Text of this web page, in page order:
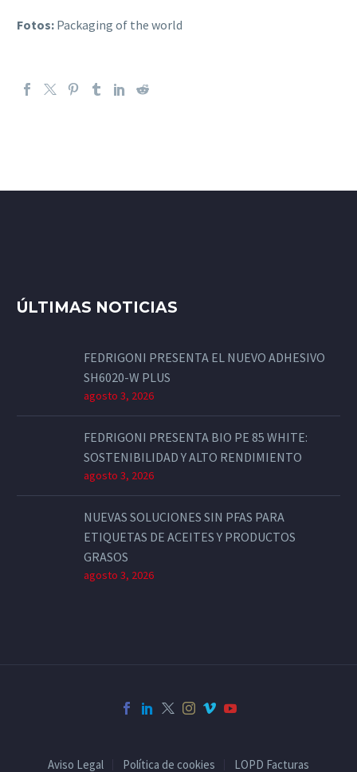
Fotos: Packaging of the world
ÚLTIMAS NOTICIAS
FEDRIGONI PRESENTA EL NUEVO ADHESIVO
SH6020-W PLUS
agosto 3, 2026
FEDRIGONI PRESENTA BIO PE 85 WHITE:
SOSTENIBILIDAD Y ALTO RENDIMIENTO
agosto 3, 2026
NUEVAS SOLUCIONES SIN PFAS PARA
ETIQUETAS DE ACEITES Y PRODUCTOS
GRASOS
agosto 3, 2026
Aviso Legal Política de cookies LOPD Facturas